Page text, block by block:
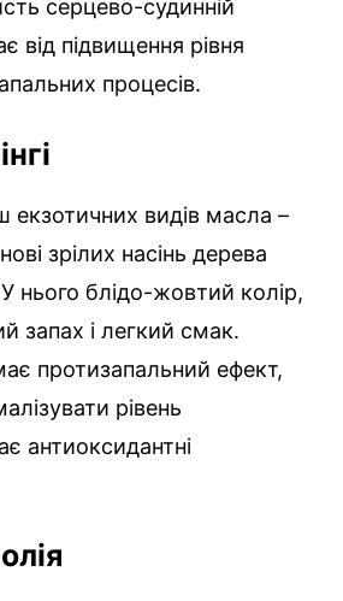
серцево-судинній
від підвищення рівня
процесів.
екзотичних видів масла –
зрілих насінь дерева
У нього блідо-жовтий колір,
запах і легкий смак.
протизапальний ефект,
рівень
антиоксидантні